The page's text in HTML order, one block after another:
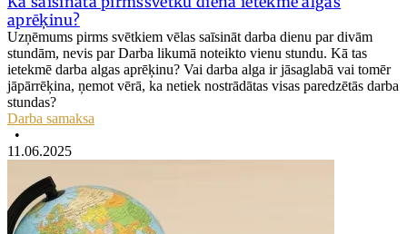
aprēķinu?
Uzņēmums pirms svētkiem vēlas saīsināt darba dienu par divām
stundām, nevis par Darba likumā noteikto vienu stundu. Kā tas
ietekmē darba algas aprēķinu? Vai darba alga ir jāsaglabā vai tomēr
jāpārrēķina, ņemot vērā, ka netiek nostrādātas visas paredzētās darba
stundas?
Darba samaksa
•
11.06.2025